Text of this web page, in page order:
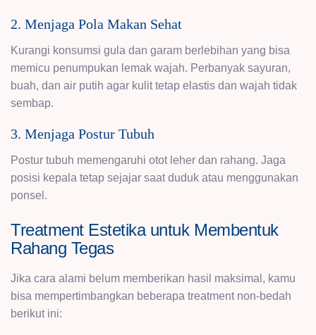
2. Menjaga Pola Makan Sehat
Kurangi konsumsi gula dan garam berlebihan yang bisa
memicu penumpukan lemak wajah. Perbanyak sayuran,
buah, dan air putih agar kulit tetap elastis dan wajah tidak
sembap.
3. Menjaga Postur Tubuh
Postur tubuh memengaruhi otot leher dan rahang. Jaga
posisi kepala tetap sejajar saat duduk atau menggunakan
ponsel.
Treatment Estetika untuk Membentuk
Rahang Tegas
Jika cara alami belum memberikan hasil maksimal, kamu
bisa mempertimbangkan beberapa treatment non-bedah
berikut ini: